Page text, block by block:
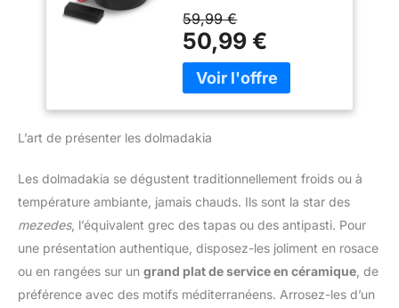
douceur naturelle et un
arrière-goût agréable.
Nous sélectionnons à la
main uniquement des
pignons de pin dodus et
les soumettons à
plusieurs processus de
que chaque noix est fine,
plus haute qualité.
optimale et une
accumulation de chaleur
constante pour des plats
savoureux. CUISINE
SAINE ET
ANTIADHÉSIVE : Garanti
sans PFOA, PFOS, nickel,
saisir sans matière
grasse. Utilisez votre
marmite en fonte
d'aluminium avec
table ou comme moule à
pain croustillant. TOUS
ustensile allie légèreté et
robustesse sans
nécessiter de culottage.
Inoxydable et prêt à
quotidien grâce à son
PERFORMANCE
SUPÉRIEURE : Nos
marmites BLACK STONE
sont plébiscités par les
chefs. Ce fait tout en
aluminium moulé garantit
59,99 €
50,99 €
L’art de présenter les dolmadakia
Les dolmadakia se dégustent traditionnellement froids ou à
température ambiante, jamais chauds. Ils sont la star des
mezedes, l’équivalent grec des tapas ou des antipasti. Pour
une présentation authentique, disposez-les joliment en rosace
ou en rangées sur un grand plat de service en céramique , de
préférence avec des motifs méditerranéens. Arrosez-les d’un